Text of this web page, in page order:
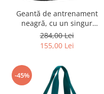
Geantă de antrenament
neagră, cu un singur
compartiment, din poliester -
Peterson PTR-PTN PIK-02-8571
BLAC
284,00 Lei
155,00 Lei
-45%